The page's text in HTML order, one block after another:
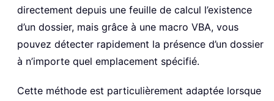
directement depuis une feuille de calcul l’existence
d’un dossier, mais grâce à une macro VBA, vous
pouvez détecter rapidement la présence d’un dossier
à n’importe quel emplacement spécifié.
Cette méthode est particulièrement adaptée lorsque